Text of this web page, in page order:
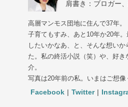
肩書き：ブロガー
高層マンモス団地に住んで37年。
子育てもすみ、あと10年か20年
したいかなあ、と、そんな想いか
た。私の終活小説（笑）や、好き
介。
写真は20年前の私。いまはご想像
Facebook | Twitter |